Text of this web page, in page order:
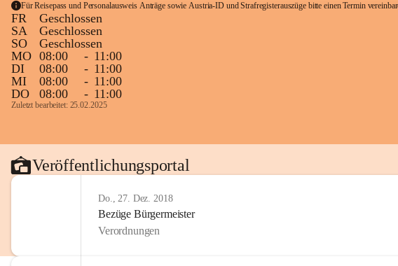
Für Reisepass und Personalausweis Anträge sowie Austria-ID und Strafregisterauszüge bitte einen Termin
FR
Geschlossen
SA
Geschlossen
SO
Geschlossen
MO 08:00 - 11:00
DI
08:00 - 11:00
MI
08:00 - 11:00
DO
08:00 - 11:00
Zuletzt bearbeitet: 25.02.2025
Veröffentlichungsportal
Do., 27. Dez. 2018
Bezüge Bürgermeister
Verordnungen